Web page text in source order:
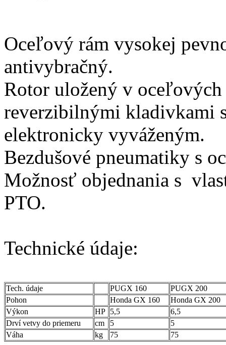
Oceľový rám vysokej
antivybračný.
Rotor uložený v
reverzibilnými kladivkami
elektronicky vyváženým.
Bezdušové pneumatiky s
Možnosť objednania s
PTO.
Technické údaje:
Tech. údaje PUGX 160
PUGX 200
Pohon
Honda GX 160
Honda GX 200
Výkon
HP 5,5
6,5
Drví vetvy do priemeru
cm 5
5
Váha
kg 75 75